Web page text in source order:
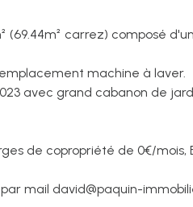
carrez) composé
machine à laver.
avec grand cabanon de
de copropriété de 0€/
par mail david@paquin-